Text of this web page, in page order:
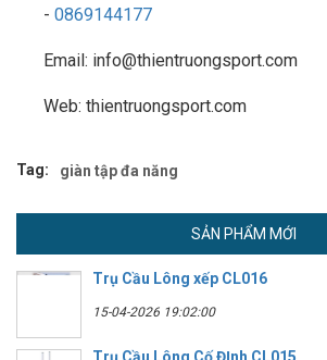
- 0869144177
Email: info@thientruongsport.com
Web: thientruongsport.com
Tag: giàn tập đa năng
SẢN PHẨM MỚI
Trụ Cầu Lông xếp CL016
15-04-2026 19:02:00